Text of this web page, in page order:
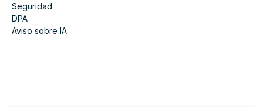
Seguridad
DPA
Aviso sobre IA